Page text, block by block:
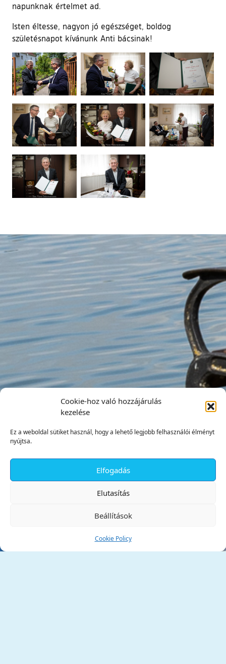
Cookie-hoz való hozzájárulás
kezelése
Ez a weboldal sütiket használ, hogy a lehető legjobb felhasználói élményt
nyújtsa.
Elfogadás
Elutasítás
Beállítások
Cookie Policy
napunknak értelmet ad.
Isten éltesse, nagyon jó egészséget, boldog
születésnapot kívánunk Anti bácsinak!
Ugrás a galéria utánra
Tata Város Önkormányzata
✕